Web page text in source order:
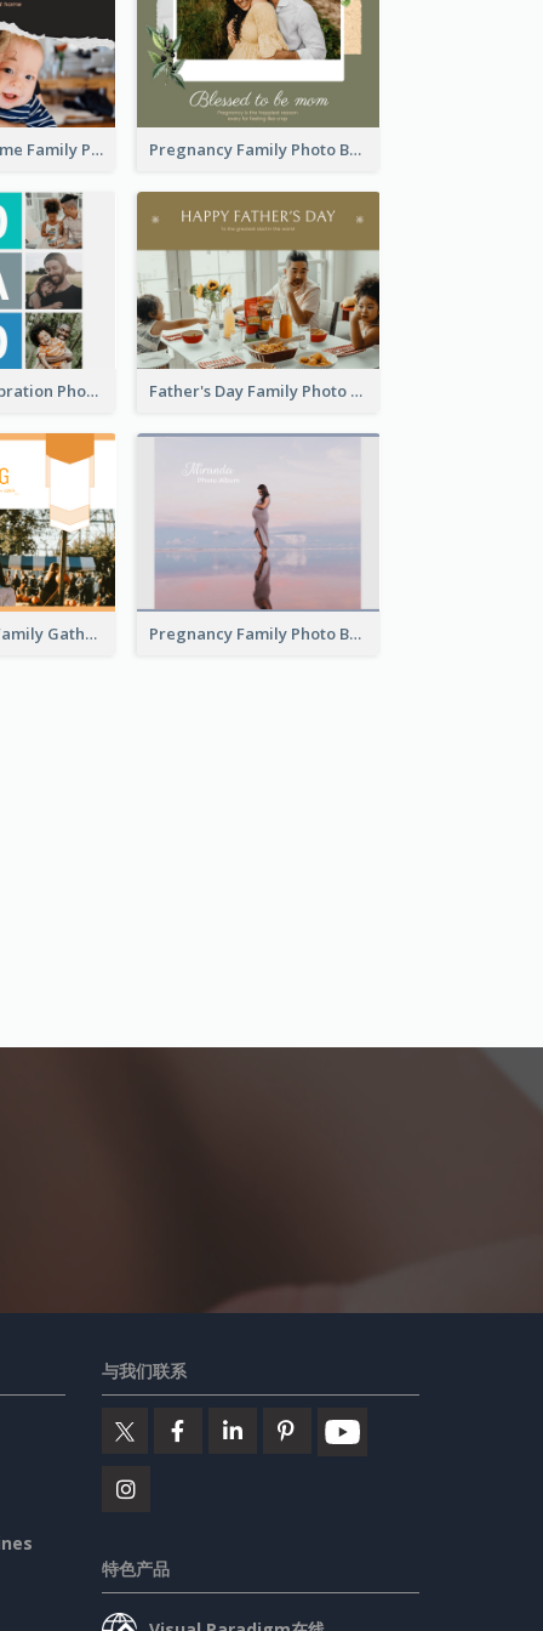
Good To Be Home Family Photo Book Pregnancy Family Photo Book
Best Dads Celebration Photo Book Father's Day Family Photo Book
Thanksgiving Family Gathering Photo Book Pregnancy Family Photo Book
与我们联系
特色产品